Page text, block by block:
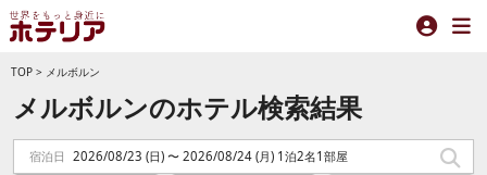
TOP > メルボルン
メルボルンのホテル検索結果
宿泊日 2026/08/23 (日) 〜 2026/08/24 (月) 1泊2名1部屋